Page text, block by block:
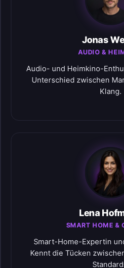
Jonas
AUDIO &
Audio- und Heimkino-
Unterschied zwischen
Klang.
Lena
SMART HOME &
Smart-Home-Expertin
Kennt die Tücken